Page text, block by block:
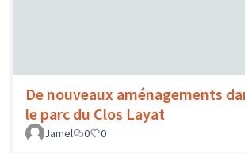
De nouveaux aménagements
le parc du Clos Layat
Jamel
0 0